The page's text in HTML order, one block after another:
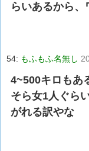
らいあるから
54: もふもふ名無し
4~500キロもあ
そら女1人ぐら
がれる訳やな